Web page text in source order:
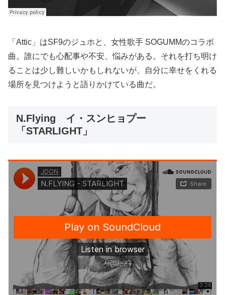
「Attic」はSF9のジュホと、女性歌手 SOGUMMのコラボ
曲。誰にでも心配事や不安、悩みがある。それを打ち明け
ることは少し難しいかもしれないが、自分に幸せをくれる
場所を見つけようと語りかけている曲だ。
N.Flying イ・スンヒョプー
「STARLIGHT」